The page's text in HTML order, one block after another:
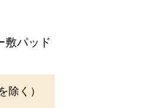
敷パッド
除く）